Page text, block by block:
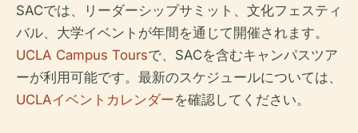
SACでは、リーダーシップサミット、文化フェスティ
バル、大学イベントが年間を通じて開催されます。
UCLA Campus Toursで、SACを含むキャンパスツア
ーが利用可能です。最新のスケジュールについては、
UCLAイベントカレンダーを確認してください。